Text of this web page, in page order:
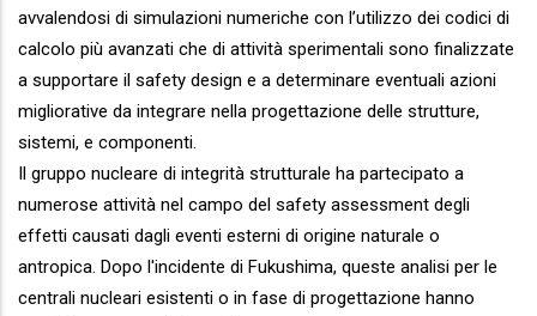
avvalendosi di simulazioni numeriche con l’utilizzo dei codici di
calcolo più avanzati che di attività sperimentali sono finalizzate
a supportare il safety design e a determinare eventuali azioni
migliorative da integrare nella progettazione delle strutture,
sistemi, e componenti.
Il gruppo nucleare di integrità strutturale ha partecipato a
numerose attività nel campo del safety assessment degli
effetti causati dagli eventi esterni di origine naturale o
antropica. Dopo l'incidente di Fukushima, queste analisi per le
centrali nucleari esistenti o in fase di progettazione hanno